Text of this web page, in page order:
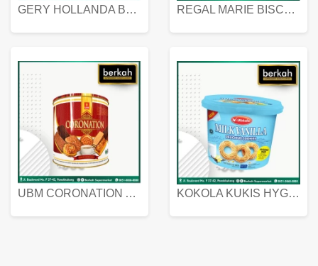
GERY HOLLANDA BUTTER COOKIES 450 GRAM REGAL MARIE BISCUIT KALENG 550 GRAM
UBM CORONATION ASSORTED BISKUIT KALENG 450 GRAM KOKOLA KUKIS HYGIENIC MILK VANILLA PACK 320 GR